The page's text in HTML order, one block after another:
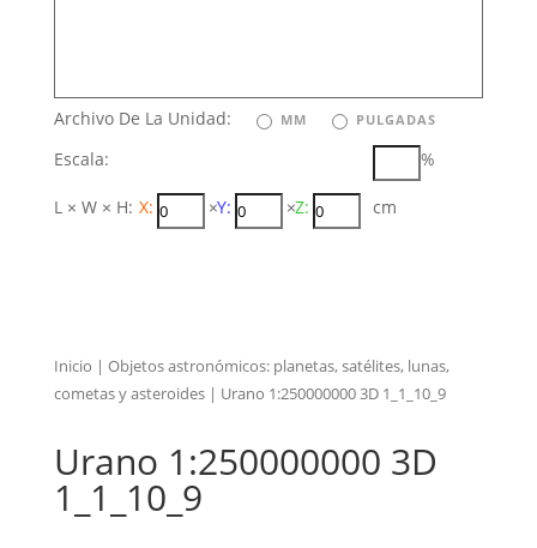
Archivo De La Unidad: MM PULGADAS
Escala: %
L × W × H: X: ×Y: ×Z: cm
Inicio | Objetos astronómicos: planetas, satélites, lunas,
cometas y asteroides| Urano 1:250000000 3D 1_1_10_9
Urano 1:250000000 3D
1_1_10_9